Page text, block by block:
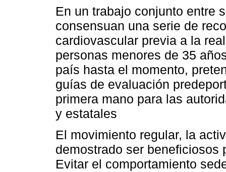
En un trabajo conjunto entre
consensuan una serie de
cardiovascular previa a la
personas menores de 35
país hasta el momento,
guías de evaluación
primera mano para las
y estatales
El movimiento regular, la
demostrado ser beneficiosos
Evitar el comportamiento